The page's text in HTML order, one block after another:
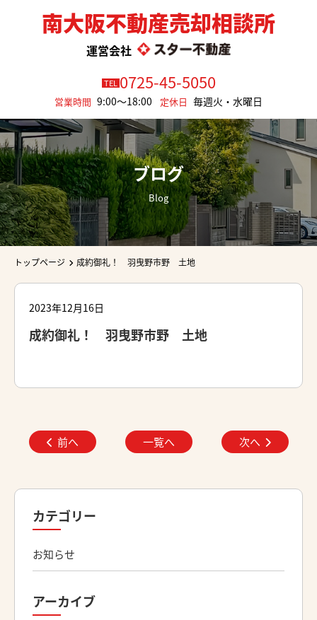
南大阪不動産売却相談所
運営会社
TEL0725-45-5050
営業時間 9:00～18:00 定休日 毎週火・水曜日
ブログ
Blog
トップページ 成約御礼！ 羽曳野市野 土地
2023年12月16日
成約御礼！ 羽曳野市野 土地
前へ 一覧へ 次へ
カテゴリー
お知らせ
アーカイブ